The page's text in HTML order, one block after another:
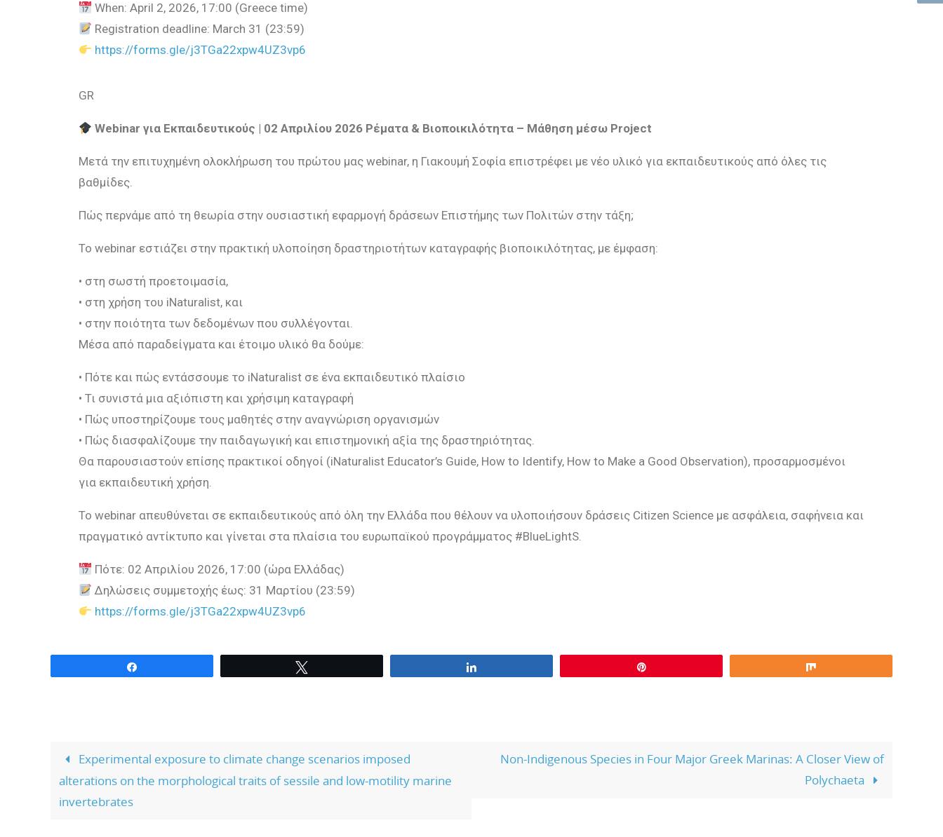
When: April 2, 2026, 17:00 (Greece time)
Registration deadline: March 31 (23:59)
https://forms.gle/j3TGa22xpw4UZ3vp6
GR
Webinar για Εκπαιδευτικούς | 02 Απριλίου 2026 Ρέματα & Βιοποικιλότητα – Μάθηση μέσω Project
Μετά την επιτυχημένη ολοκλήρωση του πρώτου μας webinar, η Γιακουμή Σοφία επιστρέφει με νέο υλικό για εκπαιδευτικούς από όλες τις
βαθμίδες.
Πώς περνάμε από τη θεωρία στην ουσιαστική εφαρμογή δράσεων Επιστήμης των Πολιτών στην τάξη;
Το webinar εστιάζει στην πρακτική υλοποίηση δραστηριοτήτων καταγραφής βιοποικιλότητας, με έμφαση:
• στη σωστή προετοιμασία,
• στη χρήση του iNaturalist, και
• στην ποιότητα των δεδομένων που συλλέγονται.
Μέσα από παραδείγματα και έτοιμο υλικό θα δούμε:
• Πότε και πώς εντάσσουμε το iNaturalist σε ένα εκπαιδευτικό πλαίσιο
• Τι συνιστά μια αξιόπιστη και χρήσιμη καταγραφή
• Πώς υποστηρίζουμε τους μαθητές στην αναγνώριση οργανισμών
• Πώς διασφαλίζουμε την παιδαγωγική και επιστημονική αξία της δραστηριότητας.
Θα παρουσιαστούν επίσης πρακτικοί οδηγοί (iNaturalist Educator’s Guide, How to Identify, How to Make a Good Observation), προσαρμοσμένοι
για εκπαιδευτική χρήση.
Το webinar απευθύνεται σε εκπαιδευτικούς από όλη την Ελλάδα που θέλουν να υλοποιήσουν δράσεις Citizen Science με ασφάλεια, σαφήνεια και
πραγματικό αντίκτυπο και γίνεται στα πλαίσια του ευρωπαϊκού προγράμματος #BlueLightS.
Πότε: 02 Απριλίου 2026, 17:00 (ώρα Ελλάδας)
Δηλώσεις συμμετοχής έως: 31 Μαρτίου (23:59)
https://forms.gle/j3TGa22xpw4UZ3vp6
Experimental exposure to climate change scenarios imposed
alterations on the morphological traits of sessile and low-motility marine
invertebrates
Non-Indigenous Species in Four Major Greek Marinas: A Closer View of
Polychaeta